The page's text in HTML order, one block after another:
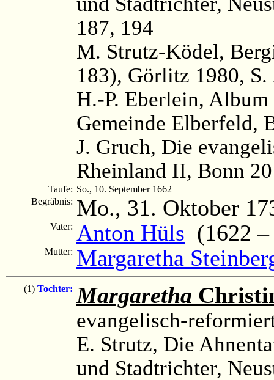
187, 194
M. Strutz-Ködel,
183), Görlitz 1980, S.
H.-P. Eberlein,
Gemeinde Elberfeld,
J. Gruch, Die
Rheinland II, Bonn
Taufe: So., 10. September 1662
Begräbnis: Mo., 31. Oktober
Vater: Anton Hüls (1622
Mutter: Margaretha
(1) Tochter: Margaretha
evangelisch-
E. Strutz, Die
und Stadtrichter,